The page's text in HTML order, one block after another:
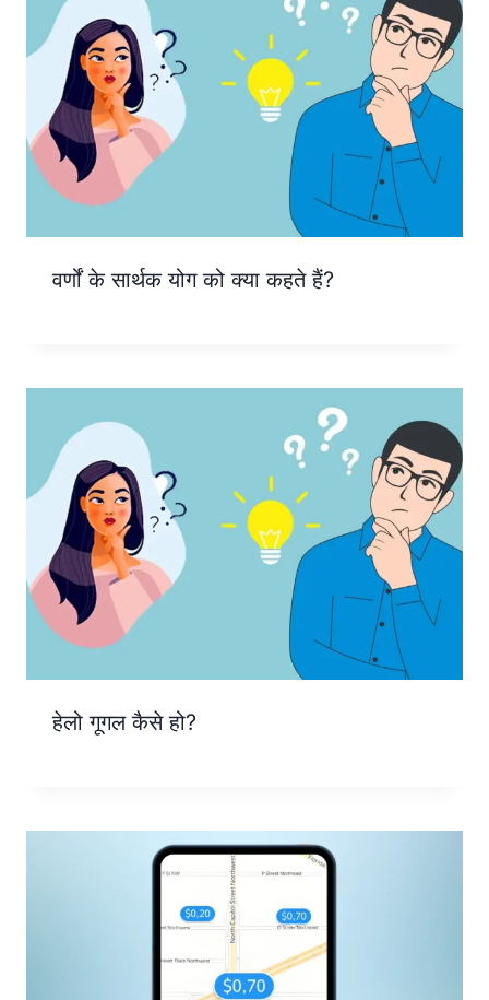
वर्णों के सार्थक योग को क्या कहते हैं?
हेलो गूगल कैसे हो?